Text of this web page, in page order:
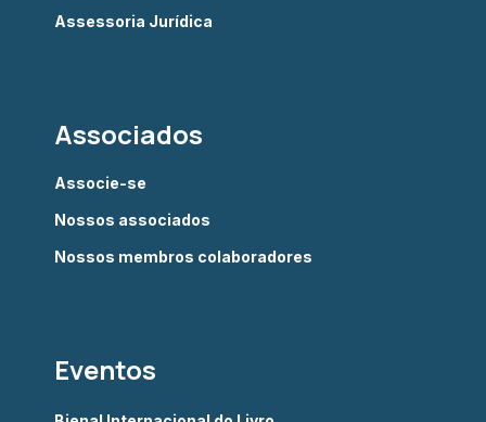
Assessoria Jurídica
Associados
Associe-se
Nossos associados
Nossos membros colaboradores
Eventos